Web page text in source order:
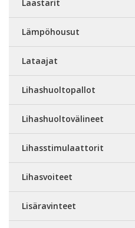
Laastarit
Lämpöhousut
Lataajat
Lihashuoltopallot
Lihashuoltovälineet
Lihasstimulaattorit
Lihasvoiteet
Lisäravinteet